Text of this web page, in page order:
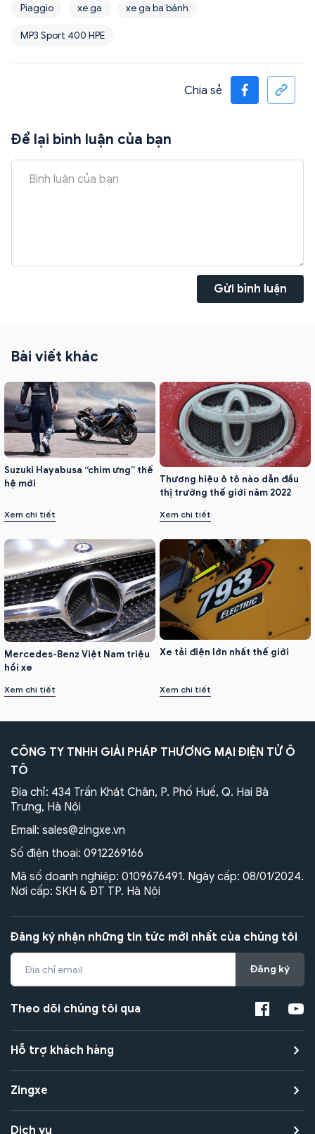
Piaggio xe ga xe ga ba bánh
MP3 Sport 400 HPE
Chia sẻ
Để lại bình luận của bạn
Gửi bình luận
Bài viết khác
Suzuki Hayabusa “chim ưng” thế
hệ mới
Xem chi tiết
Thương hiệu ô tô nào dẫn đầu
thị trường thế giới năm 2022
Xem chi tiết
Mercedes-Benz Việt Nam triệu
hồi xe
Xem chi tiết
Xe tải điện lớn nhất thế giới
Xem chi tiết
CÔNG TY TNHH GIẢI PHÁP THƯƠNG MẠI ĐIỆN TỬ Ô
TÔ
Địa chỉ: 434 Trần Khát Chân, P. Phố Huế, Q. Hai Bà
Trưng, Hà Nội
Email: sales@zingxe.vn
Số điện thoại: 0912269166
Mã số doanh nghiệp: 0109676491. Ngày cấp: 08/01/2024.
Nơi cấp: SKH & ĐT TP. Hà Nội
Đăng ký nhận những tin tức mới nhất của chúng tôi
Đăng ký
Theo dõi chúng tôi qua
Hỗ trợ khách hàng
Zingxe
Dịch vụ